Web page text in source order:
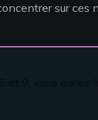
sur